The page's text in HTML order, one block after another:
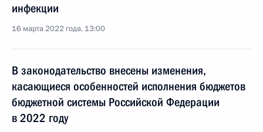
инфекции
16 марта 2022 года, 13:00
В законодательство внесены изменения,
касающиеся особенностей исполнения бюджетов
бюджетной системы Российской Федерации
в 2022 году